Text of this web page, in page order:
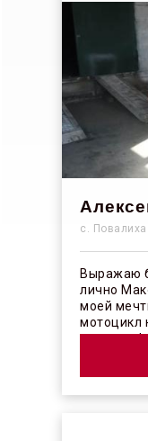
с. Повалиха
Выражаю
лично
моей
мотоцикл
отличное!